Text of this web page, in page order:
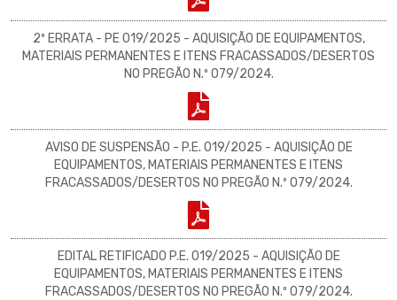
2º ERRATA - PE 019/2025 - AQUISIÇÃO DE EQUIPAMENTOS,
MATERIAIS PERMANENTES E ITENS FRACASSADOS/DESERTOS
NO PREGÃO N.º 079/2024.
AVISO DE SUSPENSÃO - P.E. 019/2025 - AQUISIÇÃO DE
EQUIPAMENTOS, MATERIAIS PERMANENTES E ITENS
FRACASSADOS/DESERTOS NO PREGÃO N.º 079/2024.
EDITAL RETIFICADO P.E. 019/2025 - AQUISIÇÃO DE
EQUIPAMENTOS, MATERIAIS PERMANENTES E ITENS
FRACASSADOS/DESERTOS NO PREGÃO N.º 079/2024.